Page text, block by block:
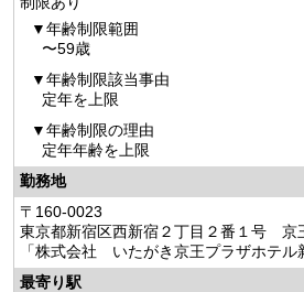
年齢制限範囲
〜59歳
年齢制限該当事由
定年を上限
年齢制限の理由
定年年齢を上限
勤務地
〒160-0023
東京都新宿区西新宿２丁目２番１号 京
「株式会社 いたがき京王プラザホテル
最寄り駅